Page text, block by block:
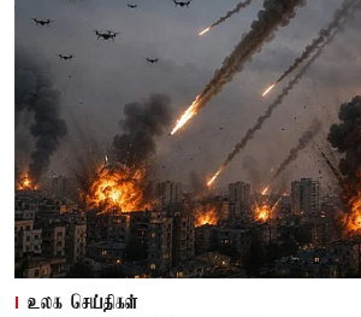
உலக செய்திகள்